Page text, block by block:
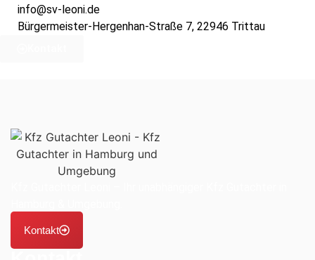
info@sv-leoni.de
Bürgermeister-Hergenhan-Straße 7, 22946 Trittau
Kontakt